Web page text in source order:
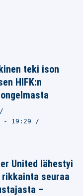
teki ison
HIFK:n
- 19:29
United lähestyi
rikkainta seuraa
–